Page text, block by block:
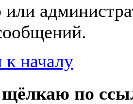
или
к началу
щёлкаю по